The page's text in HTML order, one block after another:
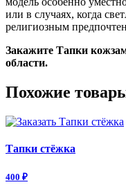
или в случаях, когда
религиозным
Закажите Тапки
области.
Похожие
Тапки стёжка
400 ₽